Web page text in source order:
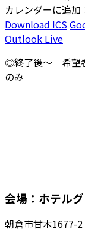
カレンダーに追加
Download ICS
Outlook Live
◎終了後～ 希望
のみ
会場：ホテル
朝倉市甘木1677-2